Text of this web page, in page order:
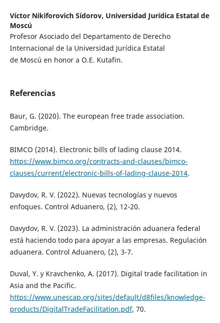
Víctor Nikiforovich Sídorov, Universidad Jurídica Estatal de
Moscú
Profesor Asociado del Departamento de Derecho
Internacional de la Universidad Jurídica Estatal
de Moscú en honor a O.E. Kutafin.
Referencias
Baur, G. (2020). The european free trade association.
Cambridge.
BIMCO (2014). Electronic bills of lading clause 2014.
https://www.bimco.org/contracts-and-clauses/bimco-
clauses/current/electronic-bills-of-lading-clause-2014.
Davydov, R. V. (2022). Nuevas tecnologías y nuevos
enfoques. Control Aduanero, (2), 12-20.
Davydov, R. V. (2023). La administración aduanera federal
está haciendo todo para apoyar a las empresas. Regulación
aduanera. Control Aduanero, (2), 3-7.
Duval, Y. y Kravchenko, A. (2017). Digital trade facilitation in
Asia and the Pacific.
https://www.unescap.org/sites/default/d8files/knowledge-
products/DigitalTradeFacilitation.pdf, 70.